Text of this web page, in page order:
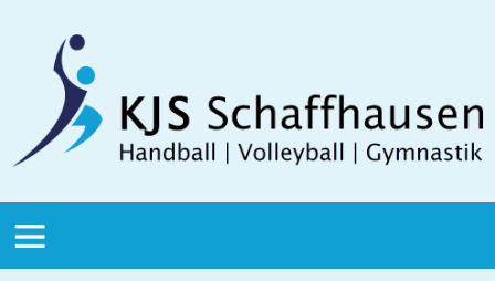
Schaffhausen
Menu